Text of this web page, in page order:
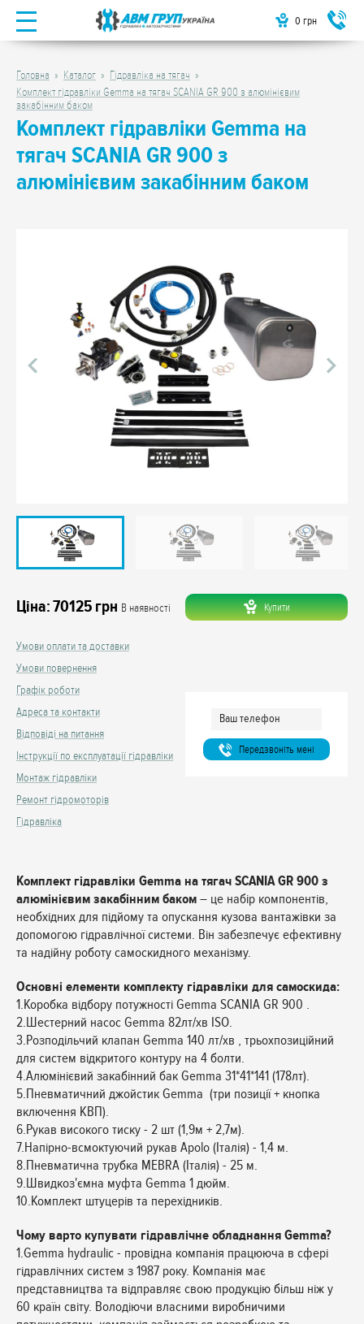
0 грн
Головна Каталог
Гідравліка на тягач
Комплект гідравліки Gemma на тягач SCANIA GR 900 з алюмінієвим
закабінним баком
Комплект гідравліки Gemma на
тягач SCANIA GR 900 з
алюмінієвим закабінним баком
Ціна:70125 грн В наявності Купити
Умови оплати та доставки
Умови повернення
Графік роботи
Адреса та контакти
Відповіді на питання
Інструкції по експлуатації гідравліки
Монтаж гідравліки
Ремонт гідромоторів
Гідравліка
Передзвонiть менi
Комплект гідравліки Gemma на тягач SCANIA GR 900 з
алюмінієвим закабінним баком – це набір компонентів,
необхідних для підйому та опускання кузова вантажівки за
допомогою гідравлічної системи. Він забезпечує ефективну
та надійну роботу самоскидного механізму.
Основні елементи комплекту гідравліки для самоскида:
1.Коробка відбору потужності Gemma SCANIA GR 900 .
2.Шестерний насос Gemma 82лт/хв ISO.
3.Розподільчий клапан Gemma 140 лт/хв , трьохпозиційний
для систем відкритого контуру на 4 болти.
4.Алюмінієвий закабінний бак Gemma 31*41*141 (178лт).
5.Пневматичний джойстик Gemma (три позиції + кнопка
включення КВП).
6.Рукав високого тиску - 2 шт (1,9м + 2,7м).
7.Напірно-всмоктуючий рукав Apolo (Італія) - 1,4 м.
8.Пневматична трубка MEBRA (Італія) - 25 м.
9.Швидкоз'ємна муфта Gemma 1 дюйм.
10.Комплект штуцерів та перехідників.
Чому варто купувати гідравлічне обладнання Gemma?
1.Gemma hydraulic - провідна компанія працююча в сфері
гідравлічних систем з 1987 року. Компанія має
представництва та відправляє свою продукцію більш ніж у
60 країн світу. Володіючи власними виробничими